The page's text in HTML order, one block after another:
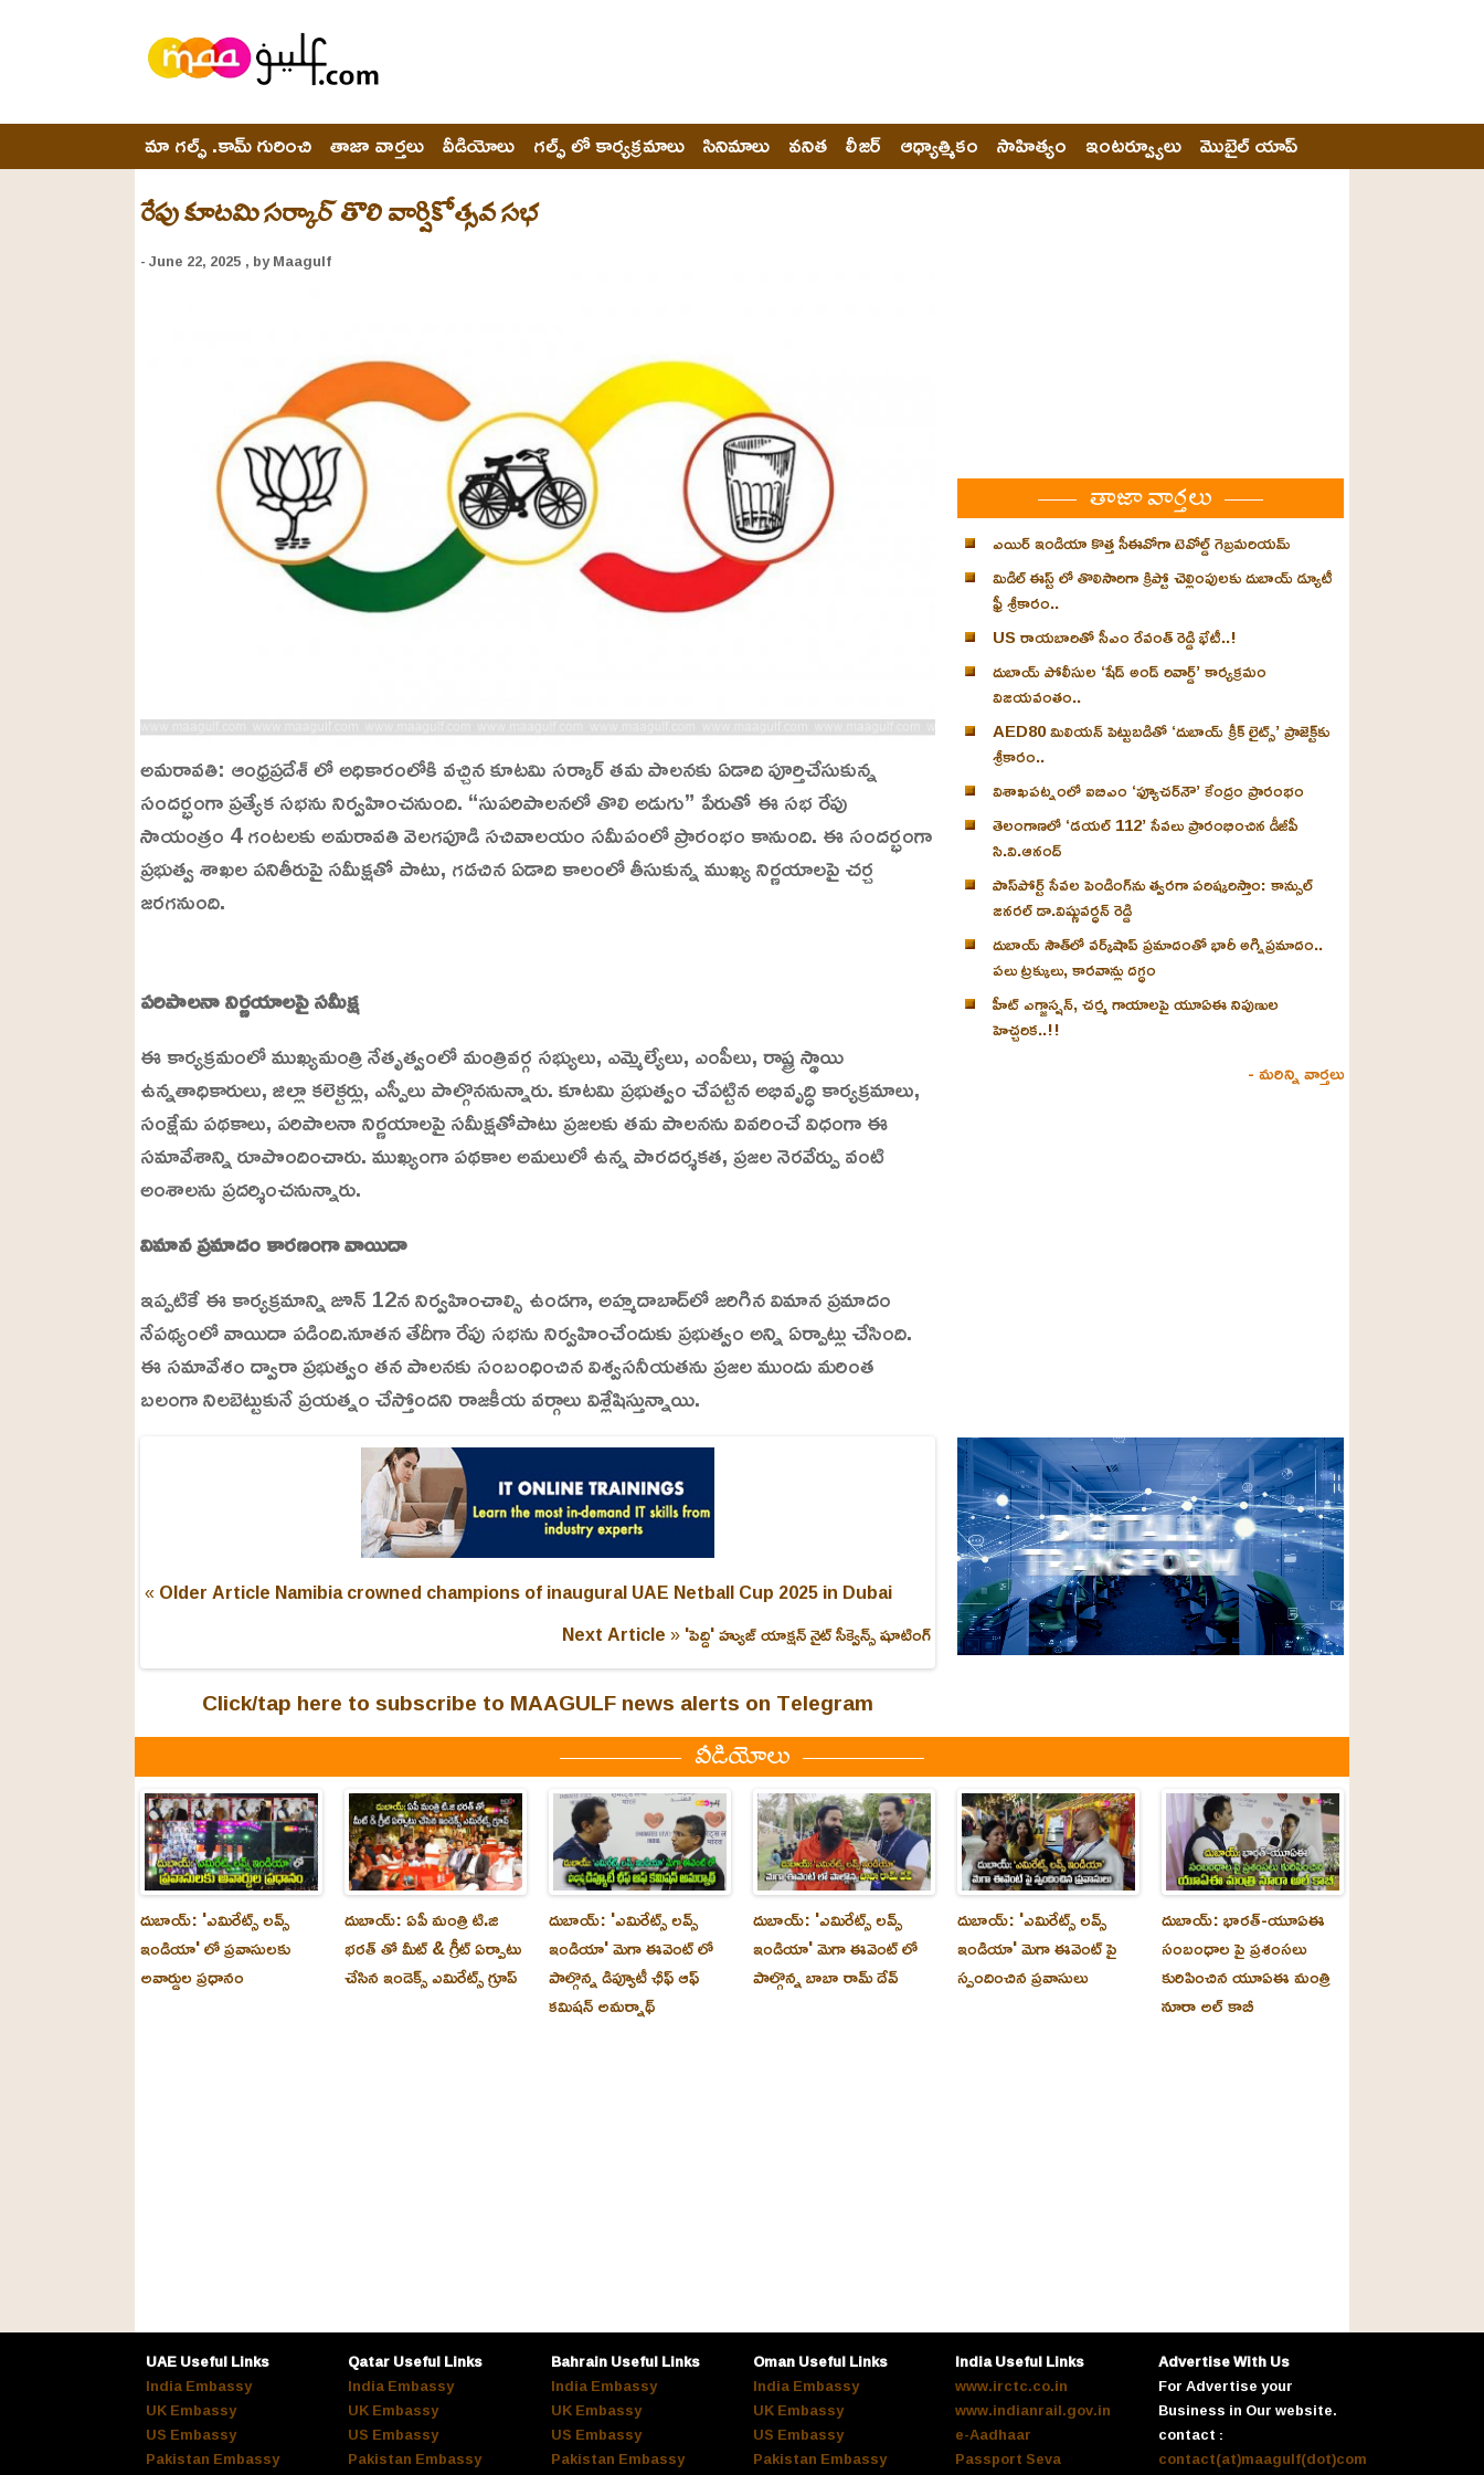
మా గల్ఫ్ .కామ్ గురించి తాజా వార్తలు వీడియోలు గల్ఫ్ లో కార్యక్రమాలు సినిమాలు వనిత లీజర్ ఆధ్యాత్మికం సాహిత్యం ఇంటర్వ్యూలు మొబైల్ యాప్
రేపు కూటమి సర్కార్ తొలి వార్షికోత్సవ సభ
- June 22, 2025 , by Maagulf
అమరావతి: ఆంధ్రప్రదేశ్ లో అధికారంలోకి వచ్చిన కూటమి సర్కార్‌ తమ పాలనకు ఏడాది పూర్తిచేసుకున్న
సందర్భంగా ప్రత్యేక సభను నిర్వహించనుంది. “సుపరిపాలనలో తొలి అడుగు” పేరుతో ఈ సభ రేపు
సాయంత్రం 4 గంటలకు అమరావతి వెలగపూడి సచివాలయం సమీపంలో ప్రారంభం కానుంది. ఈ సందర్భంగా
ప్రభుత్వ శాఖల పనితీరుపై సమీక్షతో పాటు, గడచిన ఏడాది కాలంలో తీసుకున్న ముఖ్య నిర్ణయాలపై చర్చ
జరగనుంది.
U
n
m
t
e
a
d
:
2
4
.
6
3
%
పరిపాలనా నిర్ణయాలపై సమీక్ష
ఈ కార్యక్రమంలో ముఖ్యమంత్రి నేతృత్వంలో మంత్రివర్గ సభ్యులు, ఎమ్మెల్యేలు, ఎంపీలు, రాష్ట్ర స్థాయి
ఉన్నతాధికారులు, జిల్లా కలెక్టర్లు, ఎస్పీలు పాల్గొననున్నారు. కూటమి ప్రభుత్వం చేపట్టిన అభివృద్ధి కార్యక్రమాలు,
సంక్షేమ పథకాలు, పరిపాలనా నిర్ణయాలపై సమీక్షతోపాటు ప్రజలకు తమ పాలనను వివరించే విధంగా ఈ
సమావేశాన్ని రూపొందించారు. ముఖ్యంగా పథకాల అమలులో ఉన్న పారదర్శకత, ప్రజల నెరవేర్పు వంటి
అంశాలను ప్రదర్శించనున్నారు.
విమాన ప్రమాదం కారణంగా వాయిదా
ఇప్పటికే ఈ కార్యక్రమాన్ని జూన్ 12న నిర్వహించాల్సి ఉండగా, అహ్మదాబాద్‌లో జరిగిన విమాన ప్రమాదం
నేపథ్యంలో వాయిదా పడింది.నూతన తేదీగా రేపు సభను నిర్వహించేందుకు ప్రభుత్వం అన్ని ఏర్పాట్లు చేసింది.
ఈ సమావేశం ద్వారా ప్రభుత్వం తన పాలనకు సంబంధించిన విశ్వసనీయతను ప్రజల ముందు మరింత
బలంగా నిలబెట్టుకునే ప్రయత్నం చేస్తోందని రాజకీయ వర్గాలు విశ్లేషిస్తున్నాయి.
« Older Article Namibia crowned champions of inaugural UAE Netball Cup 2025 in Dubai
Next Article »'పెద్ది' హ్యుజ్ యాక్షన్ నైట్ సీక్వెన్స్ షూటింగ్
Click/tap here to subscribe to MAAGULF news alerts on Telegram
తాజా వార్తలు
ఎయిర్ ఇండియా కొత్త సీఈవోగా టెవోల్డ్ గెబ్రమరియమ్
మిడిల్ ఈస్ట్ లో తొలిసారిగా క్రిప్టో చెల్లింపులకు దుబాయ్ డ్యూటీ
ఫ్రీ శ్రీకారం..
US రాయబారితో సీఎం రేవంత్ రెడ్డి భేటీ..!
దుబాయ్ పోలీసుల ‘షేడ్ అండ్ రివార్డ్’ కార్యక్రమం
విజయవంతం..
AED80 మిలియన్ పెట్టుబడితో ‘దుబాయ్ క్రీక్ లైట్స్’ ప్రాజెక్ట్‌కు
శ్రీకారం..
విశాఖపట్నంలో ఐబిఎం ‘ఫ్యూచర్‌నౌ’ కేంద్రం ప్రారంభం
తెలంగాణలో ‘డయల్ 112’ సేవలు ప్రారంభించిన డీజీపీ
సి.వి.ఆనంద్
పాస్‌పోర్ట్ సేవల పెండింగ్‌ను త్వరగా పరిష్కరిస్తాం: కాన్సుల్
జనరల్ డా.విష్ణువర్ధన్ రెడ్డి
దుబాయ్ సౌత్‌లో వర్క్‌షాప్ ప్రమాదంతో భారీ అగ్నిప్రమాదం..
పలు ట్రక్కులు, కారవాన్లు దగ్ధం
హీట్ ఎగ్జాస్షన్‌, చర్మ గాయాలపై యూఏఈ నిపుణుల
హెచ్చరిక..!!
- మరిన్ని వార్తలు
వీడియోలు
దుబాయ్: 'ఎమిరేట్స్ లవ్స్
ఇండియా' లో ప్రవాసులకు
అవార్డుల ప్రధానం
దుబాయ్: ఏపీ మంత్రి టి.జి
భరత్ తో మీట్ & గ్రీట్ ఏర్పాటు
చేసిన ఇండెక్స్ ఎమిరేట్స్ గ్రూప్
దుబాయ్‌: 'ఎమిరేట్స్ లవ్స్
ఇండియా' మెగా ఈవెంట్ లో
పాల్గొన్న డిప్యూటీ ఛీఫ్ ఆఫ్
కమిషన్ అమర్నాథ్
దుబాయ్‌: 'ఎమిరేట్స్ లవ్స్
ఇండియా' మెగా ఈవెంట్ లో
పాల్గొన్న బాబా రామ్ దేవ్
దుబాయ్‌: 'ఎమిరేట్స్ లవ్స్
ఇండియా' మెగా ఈవెంట్ పై
స్పందించిన ప్రవాసులు
దుబాయ్‌: భారత్-యూఏఈ
సంబంధాల పై ప్రశంసలు
కురిపించిన యూఏఈ మంత్రి
నూరా అల్‌ కాబీ
UAE Useful Links
India Embassy
UK Embassy
US Embassy
Pakistan Embassy
Qatar Useful Links
India Embassy
UK Embassy
US Embassy
Pakistan Embassy
Bahrain Useful Links
India Embassy
UK Embassy
US Embassy
Pakistan Embassy
Oman Useful Links
India Embassy
UK Embassy
US Embassy
Pakistan Embassy
India Useful Links
www.irctc.co.in
www.indianrail.gov.in
e-Aadhaar
Passport Seva
Advertise With Us
For Advertise your
Business in Our website.
contact :
contact(at)maagulf(dot)com